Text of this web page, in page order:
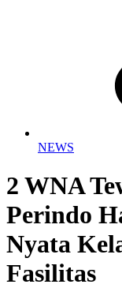
NEWS
2 WNA
Perindo
Nyata
Fasilitas